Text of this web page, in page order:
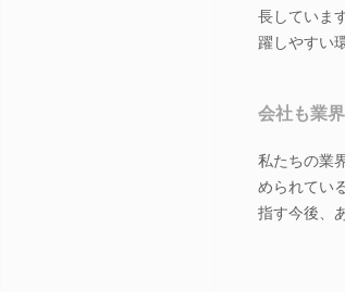
長していま
躍しやすい
会社も業
私たちの業
められてい
指す今後、